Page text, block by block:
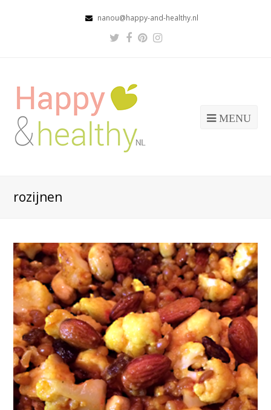
nanou@happy-and-healthy.nl
Twitter
Facebook
Pinterest
Instagram
MENU
rozijnen